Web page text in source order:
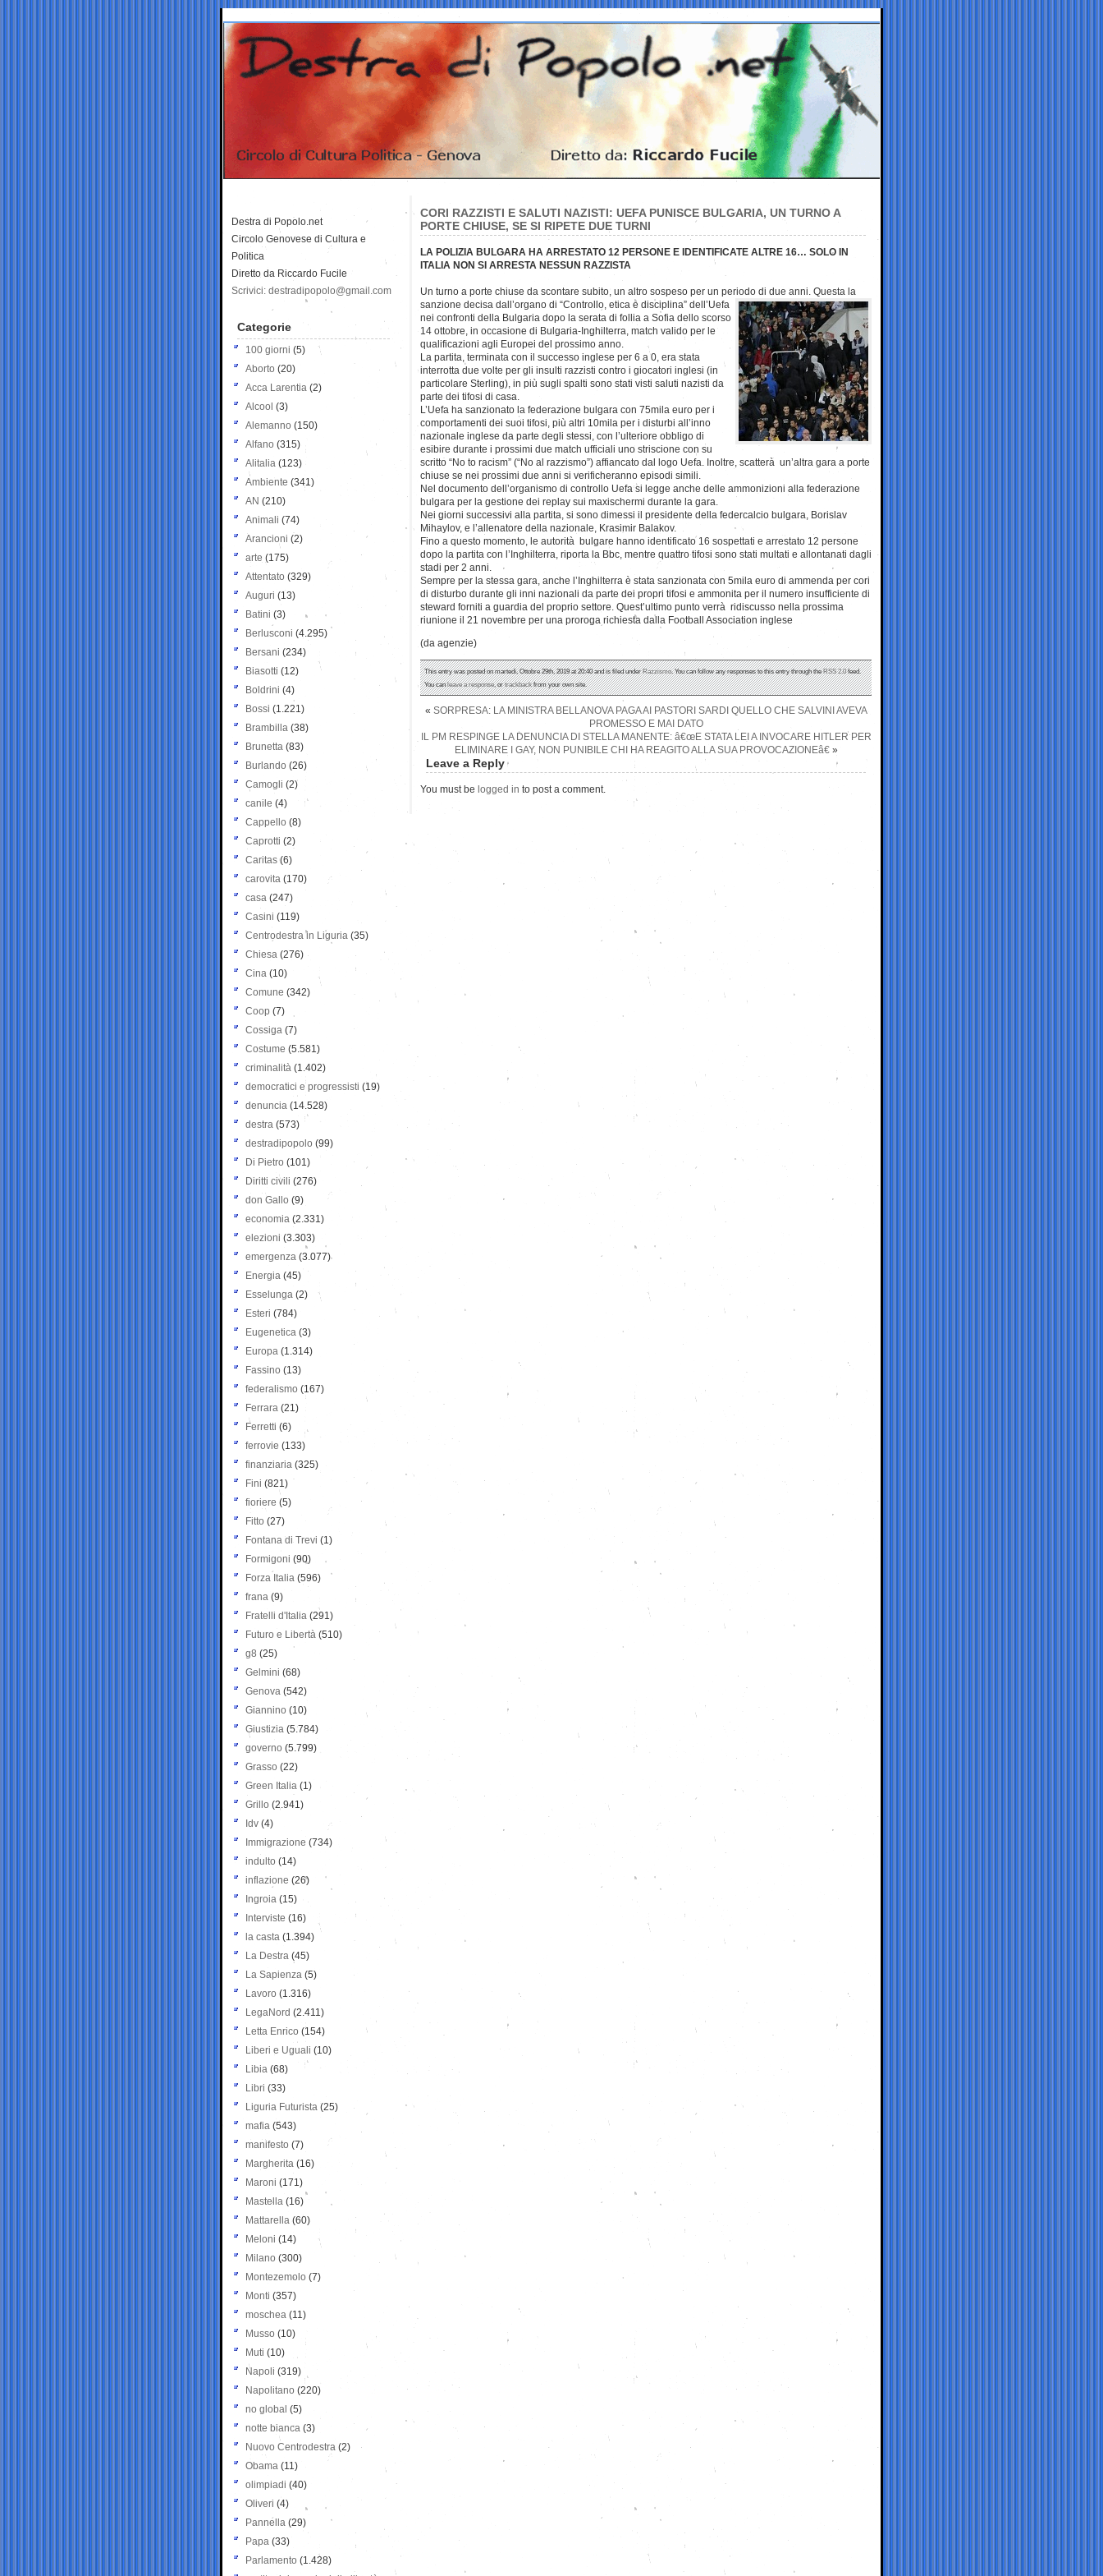
CORI RAZZISTI E SALUTI NAZISTI: UEFA PUNISCE BULGARIA, UN TURNO A
PORTE CHIUSE, SE SI RIPETE DUE TURNI
LA POLIZIA BULGARA HA ARRESTATO 12 PERSONE E IDENTIFICATE ALTRE 16… SOLO IN
ITALIA NON SI ARRESTA NESSUN RAZZISTA
Un turno a porte chiuse da scontare subito, un altro sospeso per un periodo di due anni. Questa la
sanzione decisa dall’organo di “Controllo, etica e disciplina” dell’Uefa
nei confronti della Bulgaria dopo la serata di follia a Sofia dello scorso
14 ottobre, in occasione di Bulgaria-Inghilterra, match valido per le
qualificazioni agli Europei del prossimo anno.
La partita, terminata con il successo inglese per 6 a 0, era stata
interrotta due volte per gli insulti razzisti contro i giocatori inglesi (in
particolare Sterling), in più sugli spalti sono stati visti saluti nazisti da
parte dei tifosi di casa.
L’Uefa ha sanzionato la federazione bulgara con 75mila euro per i
comportamenti dei suoi tifosi, più altri 10mila per i disturbi all’inno
nazionale inglese da parte degli stessi, con l’ulteriore obbligo di
esibire durante i prossimi due match ufficiali uno striscione con su
scritto “No to racism” (“No al razzismo”) affiancato dal logo Uefa. Inoltre, scatterà un’altra gara a porte
chiuse se nei prossimi due anni si verificheranno episodi simili.
Nel documento dell’organismo di controllo Uefa si legge anche delle ammonizioni alla federazione
bulgara per la gestione dei replay sui maxischermi durante la gara.
Nei giorni successivi alla partita, si sono dimessi il presidente della federcalcio bulgara, Borislav
Mihaylov, e l’allenatore della nazionale, Krasimir Balakov.
Fino a questo momento, le autorità bulgare hanno identificato 16 sospettati e arrestato 12 persone
dopo la partita con l’Inghilterra, riporta la Bbc, mentre quattro tifosi sono stati multati e allontanati dagli
stadi per 2 anni.
Sempre per la stessa gara, anche l’Inghilterra è stata sanzionata con 5mila euro di ammenda per cori
di disturbo durante gli inni nazionali da parte dei propri tifosi e ammonita per il numero insufficiente di
steward forniti a guardia del proprio settore. Quest’ultimo punto verrà ridiscusso nella prossima
riunione il 21 novembre per una proroga richiesta dalla Football Association inglese
(da agenzie)
This entry was posted on martedì, Ottobre 29th, 2019 at 20:40 and is filed underRazzismo. You can follow any responses to this entry through theRSS 2.0feed.
You canleave a response, ortrackbackfrom your own site.
« SORPRESA: LA MINISTRA BELLANOVA PAGA AI PASTORI SARDI QUELLO CHE SALVINI AVEVA
PROMESSO E MAI DATO
IL PM RESPINGE LA DENUNCIA DI STELLA MANENTE: â€œE STATA LEI A INVOCARE HITLER PER
ELIMINARE I GAY, NON PUNIBILE CHI HA REAGITO ALLA SUA PROVOCAZIONEâ€»
Leave a Reply
You must be logged in to post a comment.
Destra di Popolo.net
Circolo Genovese di Cultura e
Politica
Diretto da Riccardo Fucile
Scrivici: destradipopolo@gmail.com
Categorie
100 giorni (5)
Aborto (20)
Acca Larentia (2)
Alcool (3)
Alemanno (150)
Alfano (315)
Alitalia (123)
Ambiente (341)
AN (210)
Animali (74)
Arancioni (2)
arte (175)
Attentato (329)
Auguri (13)
Batini (3)
Berlusconi (4.295)
Bersani (234)
Biasotti (12)
Boldrini (4)
Bossi (1.221)
Brambilla (38)
Brunetta (83)
Burlando (26)
Camogli (2)
canile (4)
Cappello (8)
Caprotti (2)
Caritas (6)
carovita (170)
casa (247)
Casini (119)
Centrodestra in Liguria (35)
Chiesa (276)
Cina (10)
Comune (342)
Coop (7)
Cossiga (7)
Costume (5.581)
criminalità (1.402)
democratici e progressisti (19)
denuncia (14.528)
destra (573)
destradipopolo (99)
Di Pietro (101)
Diritti civili (276)
don Gallo (9)
economia (2.331)
elezioni (3.303)
emergenza (3.077)
Energia (45)
Esselunga (2)
Esteri (784)
Eugenetica (3)
Europa (1.314)
Fassino (13)
federalismo (167)
Ferrara (21)
Ferretti (6)
ferrovie (133)
finanziaria (325)
Fini (821)
fioriere (5)
Fitto (27)
Fontana di Trevi (1)
Formigoni (90)
Forza Italia (596)
frana (9)
Fratelli d'Italia (291)
Futuro e Libertà (510)
g8 (25)
Gelmini (68)
Genova (542)
Giannino (10)
Giustizia (5.784)
governo (5.799)
Grasso (22)
Green Italia (1)
Grillo (2.941)
Idv (4)
Immigrazione (734)
indulto (14)
inflazione (26)
Ingroia (15)
Interviste (16)
la casta (1.394)
La Destra (45)
La Sapienza (5)
Lavoro (1.316)
LegaNord (2.411)
Letta Enrico (154)
Liberi e Uguali (10)
Libia (68)
Libri (33)
Liguria Futurista (25)
mafia (543)
manifesto (7)
Margherita (16)
Maroni (171)
Mastella (16)
Mattarella (60)
Meloni (14)
Milano (300)
Montezemolo (7)
Monti (357)
moschea (11)
Musso (10)
Muti (10)
Napoli (319)
Napolitano (220)
no global (5)
notte bianca (3)
Nuovo Centrodestra (2)
Obama (11)
olimpiadi (40)
Oliveri (4)
Pannella (29)
Papa (33)
Parlamento (1.428)